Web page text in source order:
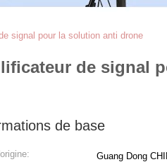
signal pour la solution anti drone
de signal
de base
Guang Dong